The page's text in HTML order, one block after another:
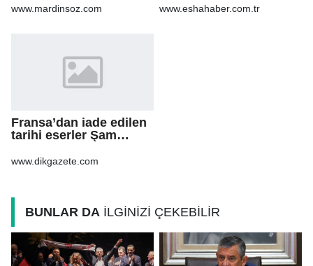
www.mardinsoz.com
İçin Bilinmesi
www.eshahaber.com.tr
Fransa’dan iade edilen
tarihi eserler Şam
www.dikgazete.com
BUNLAR DA İLGİNİZİ ÇEKEBİLİR